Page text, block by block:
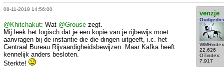
08-11-2019 14:56:00
venzje
22.626
OTindex:
7.917
@Khitchakut: Wat @Grouse zegt.
Mij leek het logisch dat je een kopie van je rijbewijs moet
aanvragen bij de instantie die die dingen uitgeeft, i.c. het
Centraal Bureau Rijvaardigheidsbewijzen. Maar Kafka heeft
kennelijk anders besloten.
Sterkte!